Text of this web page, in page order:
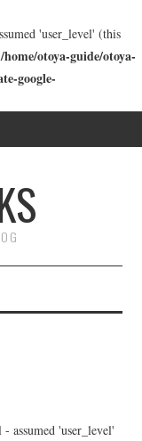
'user_level' (this
/home/otoya-guide/otoya-
google-
assumed 'user_level'